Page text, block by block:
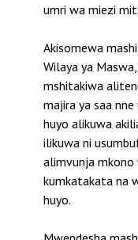
umri wa miezi
Akisomewa
Wilaya ya
mshitakiwa
majira ya saa
huyo alikuwa
ilikuwa ni
alimvunja mkono
kumkatakata na
huyo.